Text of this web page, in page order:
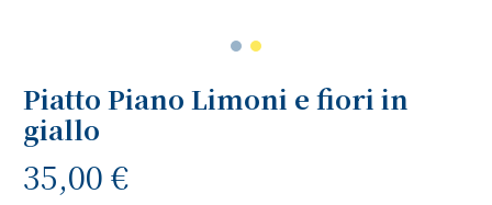
Piatto Piano Limoni e fiori in
giallo
35,00 €